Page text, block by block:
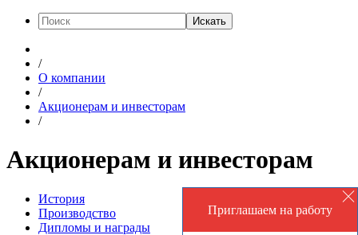
Искать
/
О компании
/
Акционерам и инвесторам
/
Акционерам и инвесторам
История
Производство
Дипломы и награды
Приглашаем на работу